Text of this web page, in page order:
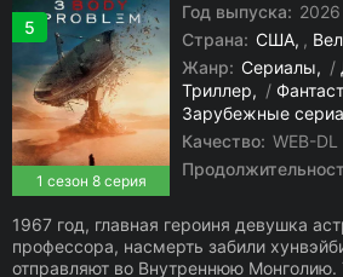
5
1 сезон 8 серия
Год выпуска: 2026
Страна: США ,
Жанр: Сериалы /
Триллер
/
Зарубежные
Качество: WEB-DL
1967 год, главная героиня девушка
профессора, насмерть забили
отправляют во Внутреннюю Монголию.